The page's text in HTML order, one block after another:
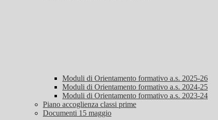
Moduli di Orientamento formativo a.s. 2025-26
Moduli di Orientamento formativo a.s. 2024-25
Moduli di Orientamento formativo a.s. 2023-24
Piano accoglienza classi prime
Documenti 15 maggio